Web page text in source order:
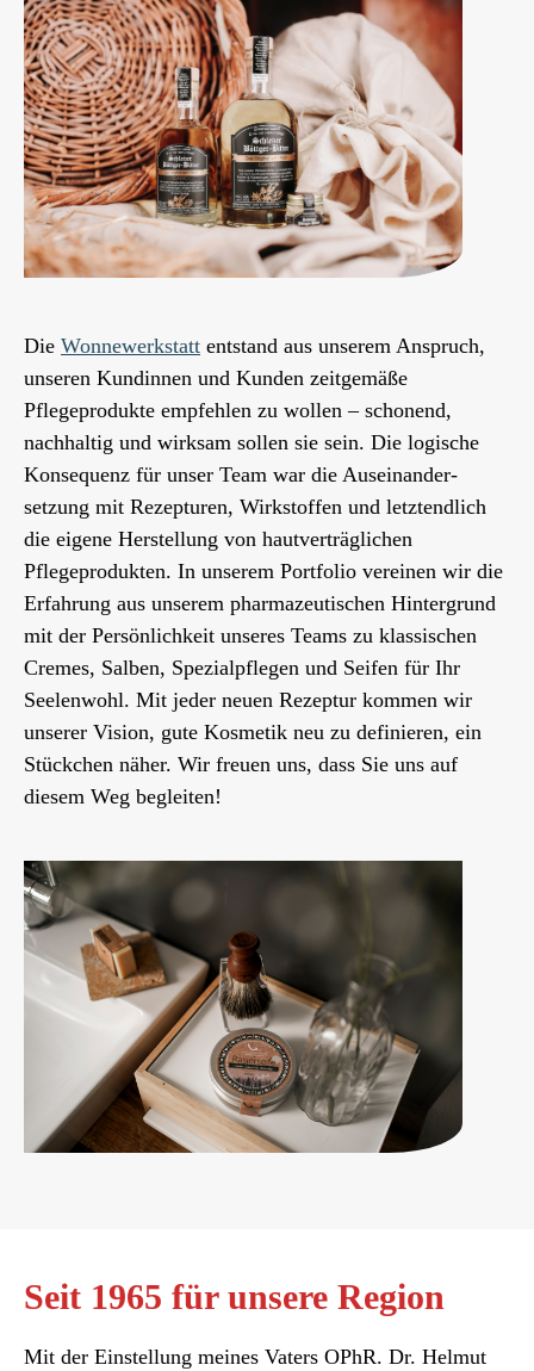
Die Wonnewerkstatt entstand aus unserem Anspruch,
unseren Kundinnen und Kunden zeitgemäße
Pflegeprodukte empfehlen zu wollen – schonend,
nachhaltig und wirksam sollen sie sein. Die logische
Konsequenz für unser Team war die Auseinander-
setzung mit Rezepturen, Wirkstoffen und letztendlich
die eigene Herstellung von hautverträglichen
Pflegeprodukten. In unserem Portfolio vereinen wir die
Erfahrung aus unserem pharmazeutischen Hintergrund
mit der Persönlichkeit unseres Teams zu klassischen
Cremes, Salben, Spezialpflegen und Seifen für Ihr
Seelenwohl. Mit jeder neuen Rezeptur kommen wir
unserer Vision, gute Kosmetik neu zu definieren, ein
Stückchen näher. Wir freuen uns, dass Sie uns auf
diesem Weg begleiten!
Seit 1965 für unsere Region
Mit der Einstellung meines Vaters OPhR. Dr. Helmut